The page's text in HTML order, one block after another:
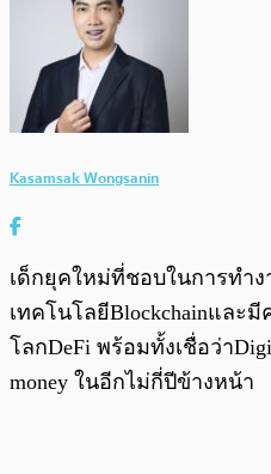
Kasamsak Wongsanin
เด็กยุคใหม่ที่ชอบในการทำง
เทคโนโลยีBlockchainและ
โลกDeFi พร้อมทั้งเชื่อว่า
money ในอีกไม่กี่ปีข้างหน้า